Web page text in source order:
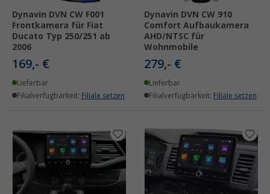
Dynavin DVN CW F001
Frontkamera für Fiat
Ducato Typ 250/251 ab
2006
169,- €
Lieferbar
Filialverfügbarkeit: Filiale setzen
Dynavin DVN CW 910
Comfort Aufbaukamera
AHD/NTSC für
Wohnmobile
279,- €
Lieferbar
Filialverfügbarkeit: Filiale setzen